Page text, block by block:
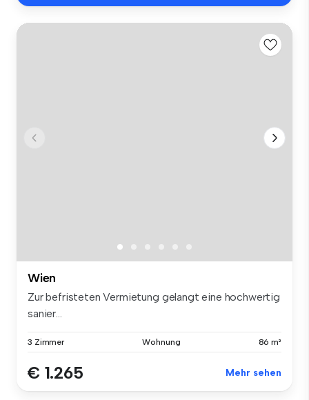
Wien
Zur befristeten Vermietung gelangt eine hochwertig
sanier...
3 Zimmer Wohnung 86 m²
€ 1.265 Mehr sehen